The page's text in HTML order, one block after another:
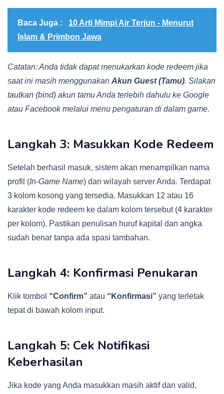
Baca Juga :
10 Arti Mimpi Air Terjun - Menurut
Islam & Primbon Jawa
Catatan: Anda tidak dapat menukarkan kode redeem jika
saat ini masih menggunakan Akun Guest (Tamu). Silakan
tautkan (bind) akun tamu Anda terlebih dahulu ke Google
atau Facebook melalui menu pengaturan di dalam game.
Langkah 3: Masukkan Kode Redeem
Setelah berhasil masuk, sistem akan menampilkan nama
profil (In-Game Name) dan wilayah server Anda. Terdapat
3 kolom kosong yang tersedia. Masukkan 12 atau 16
karakter kode redeem ke dalam kolom tersebut (4 karakter
per kolom). Pastikan penulisan huruf kapital dan angka
sudah benar tanpa ada spasi tambahan.
Langkah 4: Konfirmasi Penukaran
Klik tombol “Confirm” atau “Konfirmasi” yang terletak
tepat di bawah kolom input.
Langkah 5: Cek Notifikasi
Keberhasilan
Jika kode yang Anda masukkan masih aktif dan valid,